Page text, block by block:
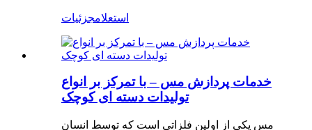
استعلامجزئیات
خدمات پردازش مس – با تمرکز بر انواع
تولیدات دسته ای کوچک
مس یکی از اولین فلزاتی است که توسط انسان